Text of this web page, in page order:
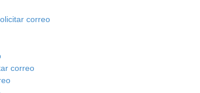
correo
correo